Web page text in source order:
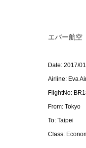
エバー航
Date: 2017/
Airline: Eva
FlightNo:
From: Tokyo
To: Taipei
Class: